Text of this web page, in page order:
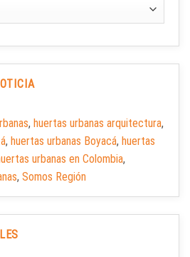
, huertas urbanas arquitectura,
, huertas urbanas Boyacá, huertas
urbanas en Colombia,
, Somos Región